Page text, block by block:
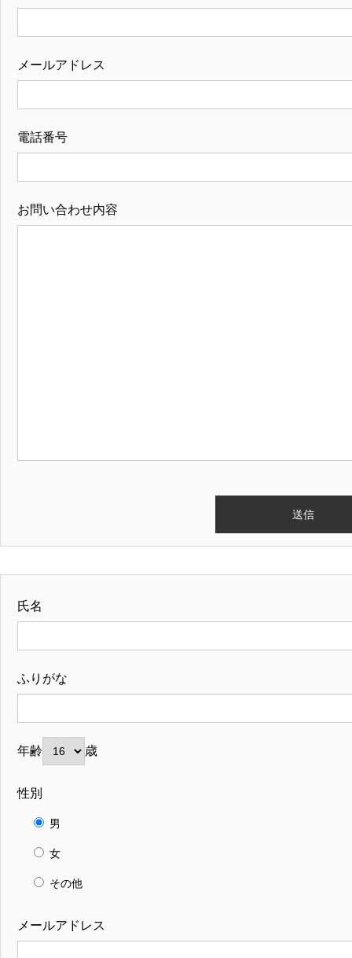
メールアドレス
電話番号
お問い合わせ内容
氏名
ふりがな
年齢 歳
性別
男
女
その他
メールアドレス